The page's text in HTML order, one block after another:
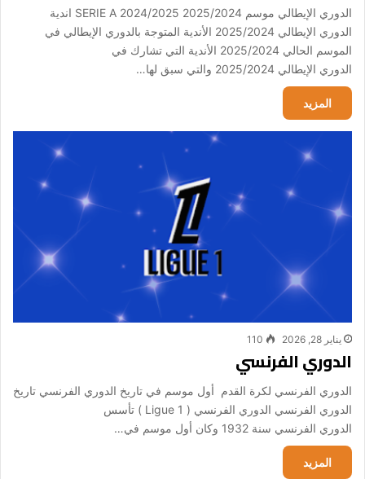
الدوري الإيطالي موسم 2025/2024 SERIE A 2024/2025 اندية
الدوري الإيطالي 2025/2024 الأندية المتوجة بالدوري الإيطالي في
الموسم الحالي 2025/2024 الأندية التي تشارك في
الدوري الإيطالي 2025/2024 والتي سبق لها…
المزيد
يناير 28, 2026 110
الدوري الفرنسي
الدوري الفرنسي لكرة القدم أول موسم في تاريخ الدوري الفرنسي تاريخ
الدوري الفرنسي الدوري الفرنسي ( Ligue 1 ) تأسس
الدوري الفرنسي سنة 1932 وكان أول موسم في…
المزيد